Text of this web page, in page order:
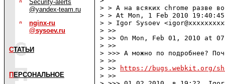
Security-alerts
@yandex-team.ru
nginx-ru
@sysoev.ru
СТАТЬИ
П ЕРСОНАЛЬНОЕ
> > А на всяких chrome разве
> > At Mon, 1 Feb 2010
> > Igor Sysoev
> >>
> >> On Mon, Feb 01, 2010 at
> >>
> >>> А можно по подробнее?
> >>
> >>
https://bugs.webkit.org/
> >>